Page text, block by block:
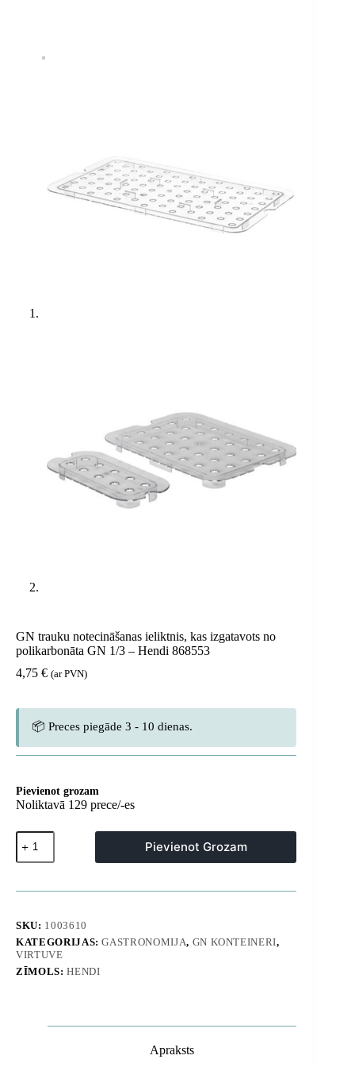
GN trauku notecināšanas ieliktnis, kas izgatavots no
polikarbonāta GN 1/3 – Hendi 868553
4,75 € (ar PVN)
📦 Preces piegāde 3 - 10 dienas.
Pievienot grozam
Noliktavā 129 prece/-es
GN
trauku
notecināšanas
kas
polikarbonāta
GN
1/3
-
Pievienot Grozam
SKU: 1003610
KATEGORIJAS:GASTRONOMIJA, GN KONTEINERI,
VIRTUVE
ZĪMOLS:HENDI
Apraksts